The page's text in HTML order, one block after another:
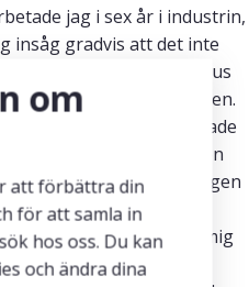
jag i sex år i industrin,
insåg gradvis att det inte
det var för mycket fokus
på den faktiska produkten.
datavetenskap bekräftade
så jag sökte, och fick, en
Jag älskar verkligen
som erbjuds i
att lyckas hålla mig
dels med teori och
om
att förbättra din
för att samla in
hos oss. Du kan
och ändra dina